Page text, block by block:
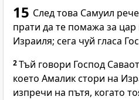
15 След това Самуил
прати да те помажа за
Израиля; сега чуй гласа
2Тъй говори Господ
което Амалик стори на
изпречи на пътя, когато